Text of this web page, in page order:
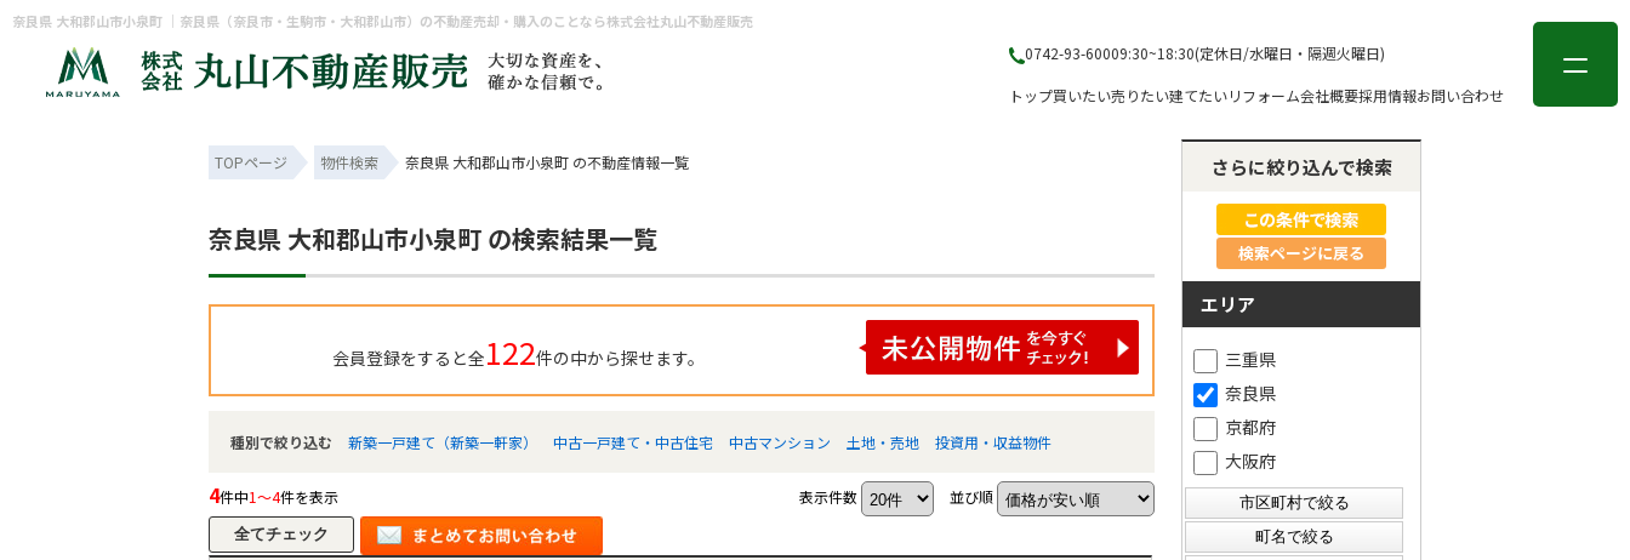
奈良県 大和郡山市小泉町 ｜奈良県（奈良市・生駒市・大和郡山市）の不動産売却・購入のことなら株式会社丸山不動産販売
0742-93-60009:30~18:30(定休日/水曜日・隔週火曜日)
トップ買いたい売りたい建てたいリフォーム会社概要採用情報お問い合わせ
会員登録 ログイン
TOPページ 物件検索 奈良県 大和郡山市小泉町 の不動産情報一覧
奈良県 大和郡山市小泉町 の検索結果一覧
会員登録をすると全122件の中から探せます。
種別で絞り込む 新築一戸建て（新築一軒家） 中古一戸建て・中古住宅 中古マンション 土地・売地 投資用・収益物件
4件中1～4件を表示 表示件数 並び順
さらに絞り込んで検索
検索ページに戻る
エリア
三重県
奈良県
京都府
大阪府